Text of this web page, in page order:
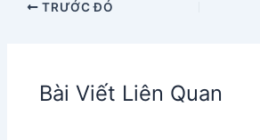
TRƯỚC ĐÓ
Bài Viết Liên Quan